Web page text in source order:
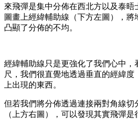
來飛彈是集中分佈在西北方以及泰
圖畫上經緯輔助線（下方左圖），將
凸顯了分佈的不均。
經緯輔助線只是更強化了我們心中，
尺，我們很直覺地透過垂直的經緯度
上出現的東西。
但若我們將分佈透過連接兩對角線切
（上方右圖），可以發現其實飛彈